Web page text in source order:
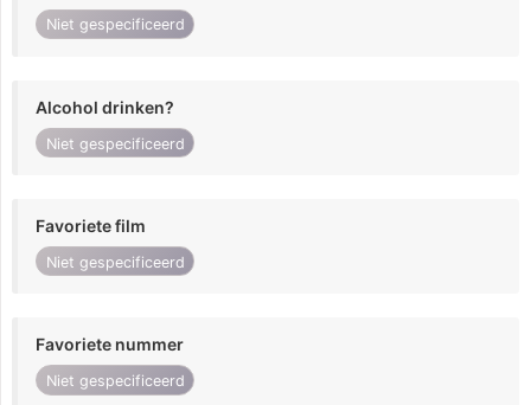
Niet gespecificeerd
Alcohol drinken?
Niet gespecificeerd
Favoriete film
Niet gespecificeerd
Favoriete nummer
Niet gespecificeerd